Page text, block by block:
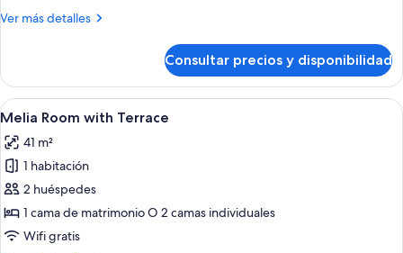
comunicadas
Ver más detalles
Más
Premium,
habitaciones
comunicadas
Consultar precios y disponibilidad
Abrir
todas
las
fotos
de
Melia
Room
Habitación de hotel con dos camas,
4
Melia Room with Terrace
41 m²
1 habitación
2 huéspedes
1 cama de matrimonio O 2 camas individuales
Wifi gratis